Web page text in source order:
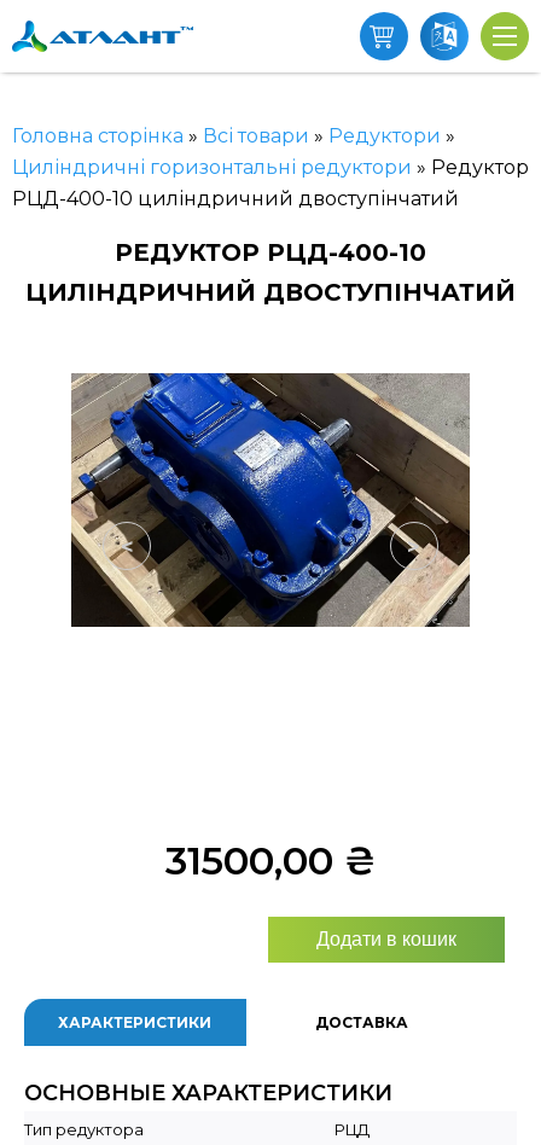
Головна сторінка » Всі товари » Редуктори »
Циліндричні горизонтальні редуктори » Редуктор
РЦД-400-10 циліндричний двоступінчатий
РЕДУКТОР РЦД-400-10
ЦИЛІНДРИЧНИЙ ДВОСТУПІНЧАТИЙ
< >
31500,00 ₴
Додати в кошик
ХАРАКТЕРИСТИКИ ДОСТАВКА
ОСНОВНЫЕ ХАРАКТЕРИСТИКИ
Тип редуктора
РЦД